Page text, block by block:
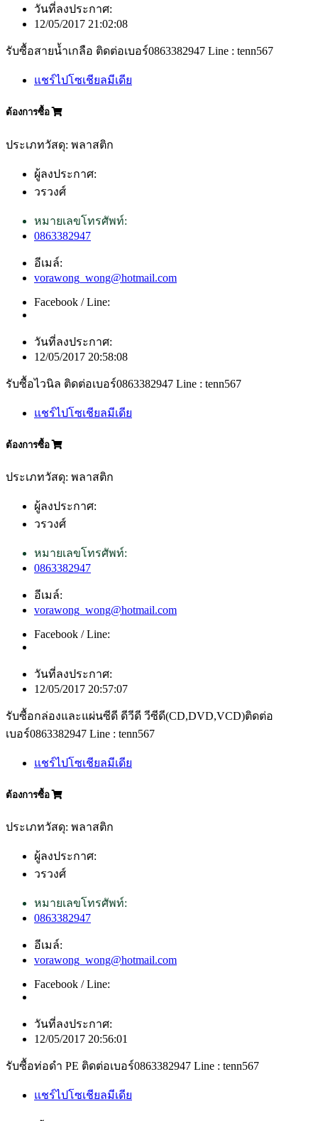
วันที่ลงประกาศ:
12/05/2017 21:02:08
รับซื้อสายน้ำเกลือ ติดต่อเบอร์0863382947 Line : tenn567
แชร์ไปโซเชียลมีเดีย
ต้องการซื้อ
ประเภทวัสดุ: พลาสติก
ผู้ลงประกาศ:
วรวงศ์
หมายเลขโทรศัพท์:
0863382947
อีเมล์:
vorawong_wong@hotmail.com
Facebook / Line:
วันที่ลงประกาศ:
12/05/2017 20:58:08
รับซื้อไวนิล ติดต่อเบอร์0863382947 Line : tenn567
แชร์ไปโซเชียลมีเดีย
ต้องการซื้อ
ประเภทวัสดุ: พลาสติก
ผู้ลงประกาศ:
วรวงศ์
หมายเลขโทรศัพท์:
0863382947
อีเมล์:
vorawong_wong@hotmail.com
Facebook / Line:
วันที่ลงประกาศ:
12/05/2017 20:57:07
รับซื้อกล่องและแผ่นซีดี ดีวีดี วีซีดี(CD,DVD,VCD)ติดต่อ
เบอร์0863382947 Line : tenn567
แชร์ไปโซเชียลมีเดีย
ต้องการซื้อ
ประเภทวัสดุ: พลาสติก
ผู้ลงประกาศ:
วรวงศ์
หมายเลขโทรศัพท์:
0863382947
อีเมล์:
vorawong_wong@hotmail.com
Facebook / Line:
วันที่ลงประกาศ:
12/05/2017 20:56:01
รับซื้อท่อดำ PE ติดต่อเบอร์0863382947 Line : tenn567
แชร์ไปโซเชียลมีเดีย